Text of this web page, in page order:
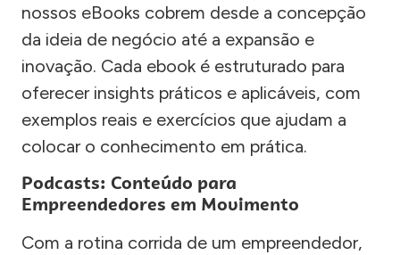
nossos eBooks cobrem desde a concepção
da ideia de negócio até a expansão e
inovação. Cada ebook é estruturado para
oferecer insights práticos e aplicáveis, com
exemplos reais e exercícios que ajudam a
colocar o conhecimento em prática.
Podcasts: Conteúdo para
Empreendedores em Movimento
Com a rotina corrida de um empreendedor,